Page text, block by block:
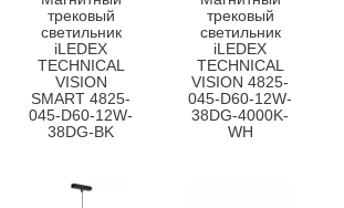
трековый
светильник
iLEDEX
TECHNICAL
VISION
SMART 4825-
045-D60-12W-
38DG-BK
трековый
светильник
iLEDEX
TECHNICAL
VISION 4825-
045-D60-12W-
38DG-4000K-
WH